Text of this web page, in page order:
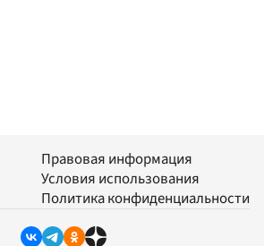
Правовая информация
Условия использования
Политика конфиденциальности